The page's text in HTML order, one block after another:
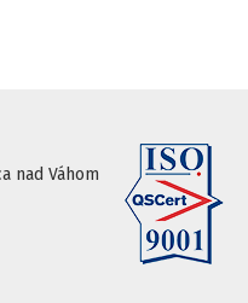
nad Váhom